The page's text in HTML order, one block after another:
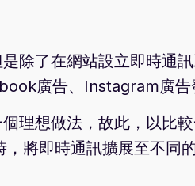
除了在網站設立即時通
廣告、Instagram廣告
理想做法，故此，以比
將即時通訊擴展至不同